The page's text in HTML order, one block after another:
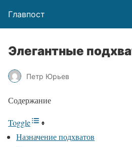
Главпост
Элегантные
Петр Юрьев
Содержание
Toggle
Назначение подхватов